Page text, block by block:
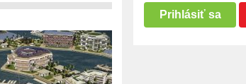
Prihlásiť sa